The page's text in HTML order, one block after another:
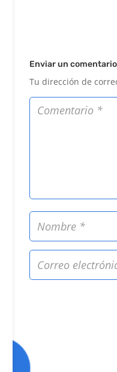
Enviar un comentario
Tu dirección de